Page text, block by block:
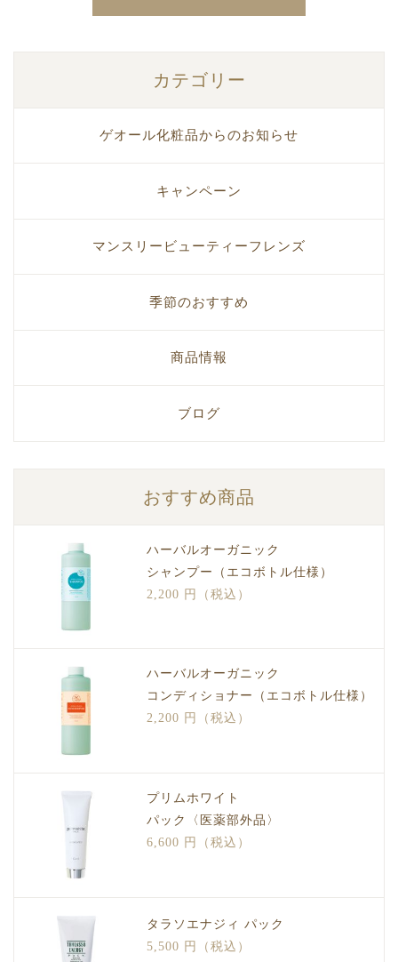
カテゴリー
ゲオール化粧品からのお知らせ
キャンペーン
マンスリービューティーフレンズ
季節のおすすめ
商品情報
ブログ
おすすめ商品
ハーバルオーガニック
シャンプー（エコボトル仕様）
2,200 円（税込）
ハーバルオーガニック
コンディショナー（エコボトル仕様）
2,200 円（税込）
プリムホワイト
パック〈医薬部外品〉
6,600 円（税込）
タラソエナジィ パック
5,500 円（税込）